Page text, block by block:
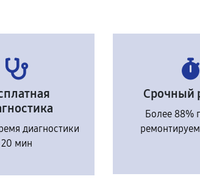
диагностики
20 мин
Срочный
Более 88%